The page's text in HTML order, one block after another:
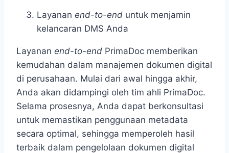
Layanan end-to-end untuk menjamin
kelancaran DMS Anda
Layanan end-to-end PrimaDoc memberikan
kemudahan dalam manajemen dokumen digital
di perusahaan. Mulai dari awal hingga akhir,
Anda akan didampingi oleh tim ahli PrimaDoc.
Selama prosesnya, Anda dapat berkonsultasi
untuk memastikan penggunaan metadata
secara optimal, sehingga memperoleh hasil
terbaik dalam pengelolaan dokumen digital